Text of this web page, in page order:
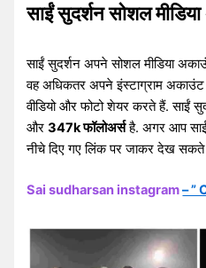
साईं सुदर्शन सोशल
साईं सुदर्शन अपने सोशल मीडिया
वह अधिकतर अपने इंस्टाग्राम
वीडियो और फोटो शेयर करते हैं. साईं
और347k फॉलोअर्सहै. अगर आप साईं
नीचे दिए गए लिंक पर जाकर देख सकते
Sai sudharsan instagram– ”